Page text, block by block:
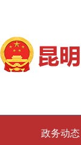
政务动态